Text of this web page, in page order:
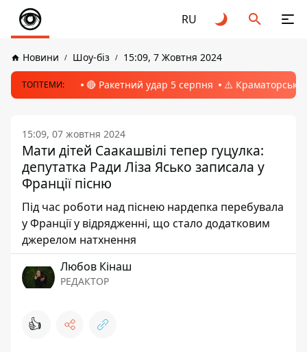
RU
Новини Шоу-біз 15:09, 7 Жовтня 2024
ТОПТЕМИ: 🔴 Ракетний удар 5 серпня ⚠️ Краматорськ,
15:09, 07 жовтня 2024
Мати дітей Саакашвілі тепер гуцулка:
депутатка Ради Ліза Ясько записала у
Франції пісню
Під час роботи над піснею нардепка перебувала
у Франції у відрядженні, що стало додатковим
джерелом натхнення
Любов Кінаш
РЕДАКТОР
👍